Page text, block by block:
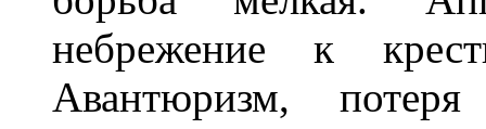
небрежение к
Авантюризм,